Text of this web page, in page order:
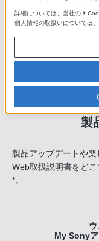
製
製品アップデートや楽
Web取扱説明書をど
*。
My Sonyア
詳細については、当社の
個人情報の取扱いについては、